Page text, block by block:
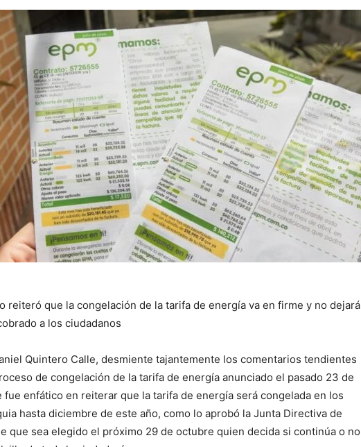
reiteró que la congelación de la tarifa de energía va en firme y no dejará
a los ciudadanos
Quintero Calle, desmiente tajantemente los comentarios tendientes
de congelación de la tarifa de energía anunciado el pasado 23 de
fue enfático en reiterar que la tarifa de energía será congelada en los
hasta diciembre de este año, como lo aprobó la Junta Directiva de
que sea elegido el próximo 29 de octubre quien decida si continúa o no